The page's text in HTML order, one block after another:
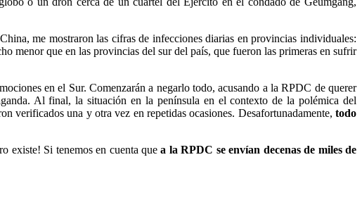
me mostraron las cifras de infecciones diarias en provincias individuales:
menor que en las provincias del sur del país, que fueron las primeras en sufrir
en el Sur. Comenzarán a negarlo todo, acusando a la RPDC de querer
Al final, la situación en la península en el contexto de la polémica del
verificados una y otra vez en repetidas ocasiones. Desafortunadamente, todo
existe! Si tenemos en cuenta quea la RPDC se envían decenas de miles de